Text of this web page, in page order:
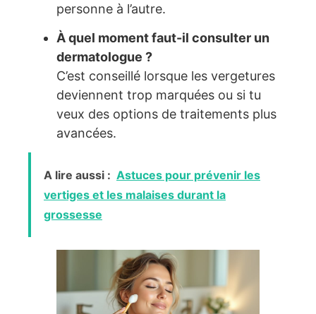
personne à l’autre.
À quel moment faut-il consulter un
dermatologue ?
C’est conseillé lorsque les vergetures
deviennent trop marquées ou si tu
veux des options de traitements plus
avancées.
A lire aussi : Astuces pour prévenir les
vertiges et les malaises durant la
grossesse